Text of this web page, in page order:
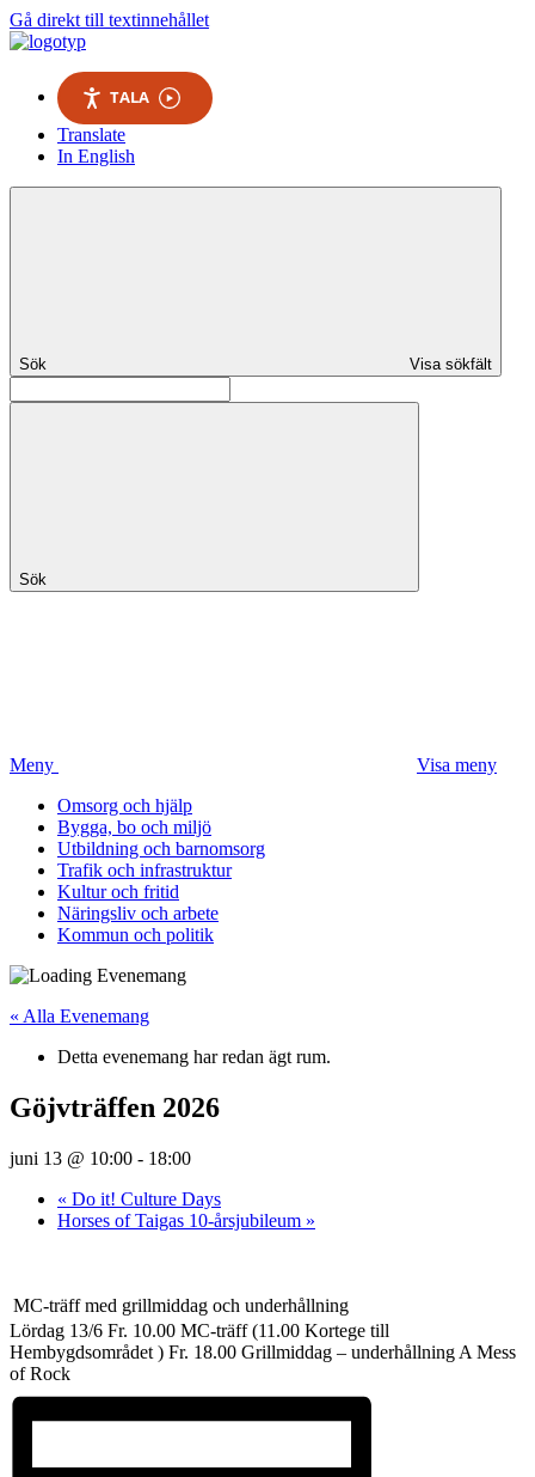
Gå direkt till textinnehållet
TALA
Translate
In English
Sök Visa sökfält
Sök
Meny
Visa meny
Omsorg och hjälp
Bygga, bo och miljö
Utbildning och barnomsorg
Trafik och infrastruktur
Kultur och fritid
Näringsliv och arbete
Kommun och politik
« Alla Evenemang
Detta evenemang har redan ägt rum.
Göjvträffen 2026
juni 13 @ 10:00 - 18:00
« Do it! Culture Days
Horses of Taigas 10-årsjubileum »
MC-träff med grillmiddag och underhållning
Lördag 13/6 Fr. 10.00 MC-träff (11.00 Kortege till
Hembygdsområdet ) Fr. 18.00 Grillmiddag – underhållning A Mess
of Rock